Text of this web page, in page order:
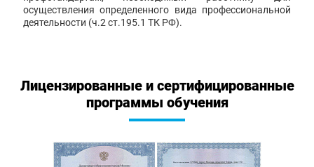
осуществления определенного вида профессиональной
деятельности (ч.2 ст.195.1 ТК РФ).
Лицензированные и сертифицированные
программы обучения